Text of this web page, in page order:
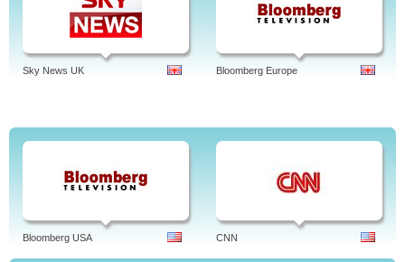
Sky News UK Bloomberg Europe
Bloomberg USA CNN